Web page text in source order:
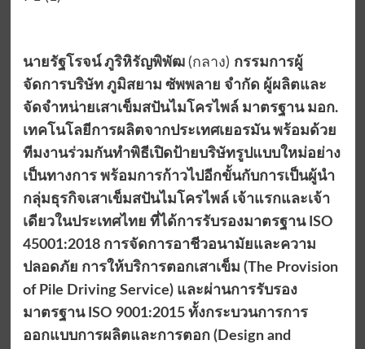
นายรัฐโรจน์ ภูริหิรัญพิพัฒ (กลาง) กรรมการผู้
จัดการบริษัท ภูมิสยาม ซัพพลาย จำกัด ผู้ผลิตและ
จัดจำหน่ายเสาเข็มสปันไมโครไพล์ มาตรฐาน มอก.
เทคโนโลยีการผลิตจากประเทศเยอรมัน พร้อมด้วย
ทีมงานร่วมกันทำพิธีเปิดป้ายบริษัทรูปแบบใหม่อย่าง
เป็นทางการ พร้อมการก้าวไปอีกขั้นกับการเป็นผู้นำ
กลุ่มธุรกิจเสาเข็มสปันไมโครไพล์ เจ้าแรกและเจ้า
เดียวในประเทศไทย ที่ได้การรับรองมาตรฐาน ISO
45001:2018 การจัดการอาชีวอนามัยและความ
ปลอดภัย การให้บริการตอกเสาเข็ม (The Provision
of Pile Driving Service) และผ่านการรับรอง
มาตรฐาน ISO 9001:2015 ทั้งกระบวนการการ
ออกแบบการผลิตและการตอก (Design and